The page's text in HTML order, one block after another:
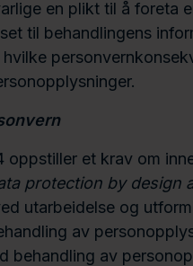
en plikt til å foreta
til behandlingens
oppstiller et krav om
protection by design
utarbeidelse og
av
behandling av